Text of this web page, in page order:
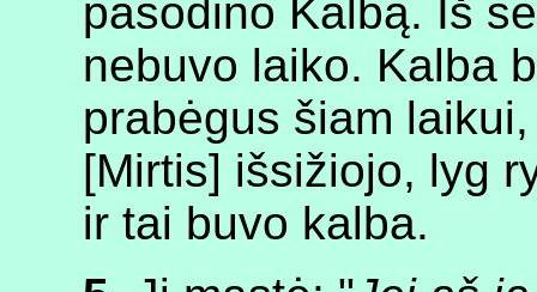
pasodino Kalbą. Iš
nebuvo laiko. Kalba
prabėgus šiam
[Mirtis] išsižiojo, lyg
ir tai buvo kalba.